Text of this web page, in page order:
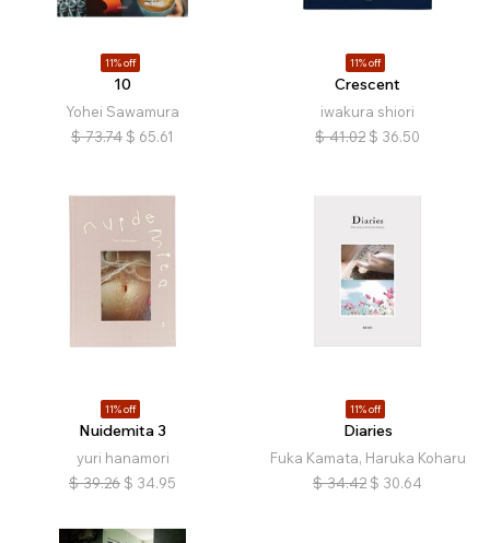
11% off
10
Yohei Sawamura
$ 73.74 $ 65.61
11% off
Crescent
iwakura shiori
$ 41.02 $ 36.50
11% off
Nuidemita 3
yuri hanamori
$ 39.26 $ 34.95
11% off
Diaries
Fuka Kamata, Haruka Koharu
$ 34.42 $ 30.64